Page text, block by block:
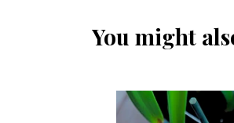
You might